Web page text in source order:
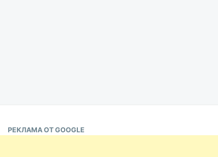
РЕКЛАМА ОТ GOOGLE